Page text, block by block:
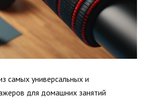
самых универсальных и
для домашних занятий